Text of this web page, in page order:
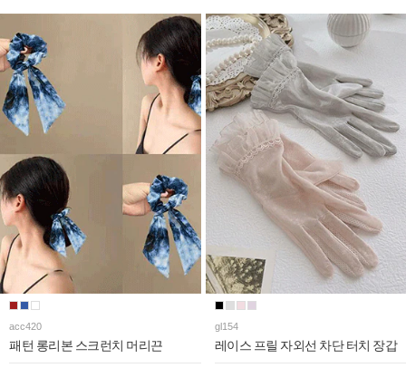
acc420
패턴 롱리본 스크런치 머리끈
gl154
레이스 프릴 자외선 차단 터치 장갑